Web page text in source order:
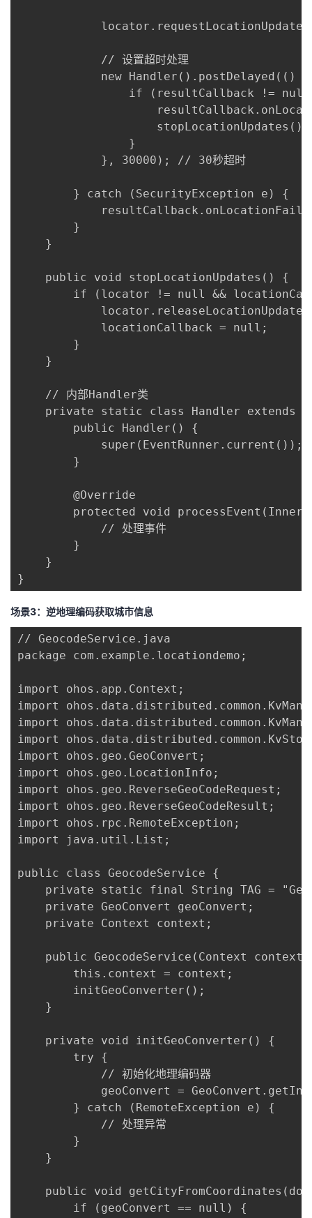
            // 设置超时处理
new Handler().postDelayed(()
if (resultCallback !=
                    stopLocationUpdates();
                }
            }, 30000); // 30秒超时
        } catch (SecurityException e) {
        }
    }
    public void stopLocationUpdates() {
if (locator != null &&
            locationCallback = null;
        }
    }
    // 内部Handler类
private static class Handler extends
        public Handler() {
            super(EventRunner.current());
        }
        @Override
protected void
            // 处理事件
        }
    }
}
场景3：逆地理编码获取城市信息
// GeocodeService.java
package com.example.locationdemo;
import ohos.app.Context;
import
import
import
import ohos.geo.GeoConvert;
import ohos.geo.LocationInfo;
import ohos.geo.ReverseGeoCodeRequest;
import ohos.geo.ReverseGeoCodeResult;
import ohos.rpc.RemoteException;
import java.util.List;
public class GeocodeService {
private static final String TAG =
    private GeoConvert geoConvert;
    private Context context;
public GeocodeService(Context
        this.context = context;
        initGeoConverter();
    }
    private void initGeoConverter() {
        try {
            // 初始化地理编码器
geoConvert =
        } catch (RemoteException e) {
            // 处理异常
        }
    }
public void
        if (geoConvert == null) {